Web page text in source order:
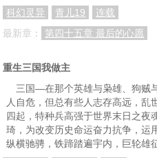
科幻灵异
青儿19
连载
最新章：
第四十五章 最后的心愿
重生三国我做主
三国—在那个英雄与枭雄、狗贼
人自危，但总有些人志存高远，乱
四起，特种兵高强于世界末日之夜
琦，为改变历史命运奋力抗争，运
纵横驰骋，铁蹄踏遍宇内，巨轮雄